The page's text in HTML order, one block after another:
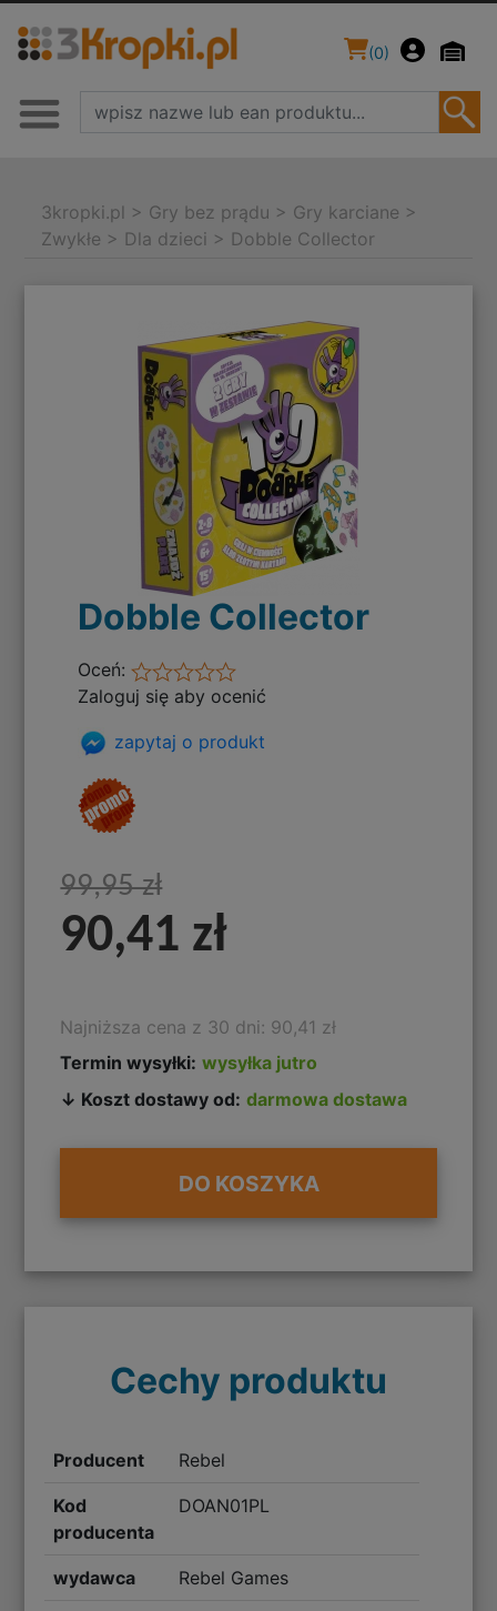
(0)
3kropki.pl > Gry bez prądu > Gry karciane >
Zwykłe > Dla dzieci > Dobble Collector
Dobble Collector
Oceń:
Zaloguj się aby ocenić
zapytaj o produkt
99,95 zł
90,41 zł
Najniższa cena z 30 dni: 90,41 zł
Termin wysyłki: wysyłka jutro
↓ Koszt dostawy od: darmowa dostawa
DO KOSZYKA
Cechy produktu
Producent Rebel
Kod
producenta
DOAN01PL
wydawca Rebel Games